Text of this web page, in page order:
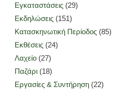
Εγκαταστάσεις (29)
Εκδηλώσεις (151)
Κατασκηνωτική Περίοδος (85)
Εκθέσεις (24)
Λαχείο (27)
Παζάρι (18)
Εργασίες & Συντήρηση (22)